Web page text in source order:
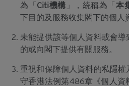
為「Citi機構 」，統稱為「本
下目的及服務收集閣下的個人
未能提供該等個人資料或會導
的或向閣下提供有關服務。
重視和保障個人資料的私隱
守香港法例第486章《個人資